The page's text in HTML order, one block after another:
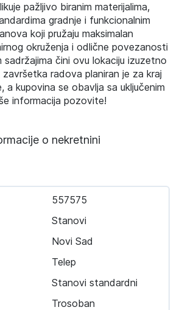
pažljivo biranim materijalima,
gradnje i funkcionalnim
koji pružaju maksimalan
okruženja i odlične povezanosti
sadržajima čini ovu lokaciju izuzetno
radova planiran je za kraj
a kupovina se obavlja sa uključenim
informacija pozovite!
o nekretnini
557575
Stanovi
Novi Sad
Telep
Stanovi standardni
Trosoban